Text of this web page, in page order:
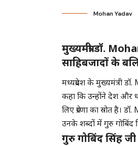
Mohan Yadav
मुख्यमंत्री डॉ.
साहिबजादों के
मध्यप्रदेश के मुख्यमंत्री
कहा कि उन्होंने देश और
लिए प्रेरणा का स्रोत है।
उनके शब्दों में गुरु गोबिंद
गुरु गोबिंद सिंह